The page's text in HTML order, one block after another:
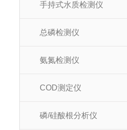
手持式水质检测仪
总磷检测仪
氨氮检测仪
COD测定仪
磷/硅酸根分析仪